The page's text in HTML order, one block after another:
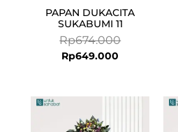
PAPAN DUKACITA
SUKABUMI 11
Rp674.000
Rp649.000